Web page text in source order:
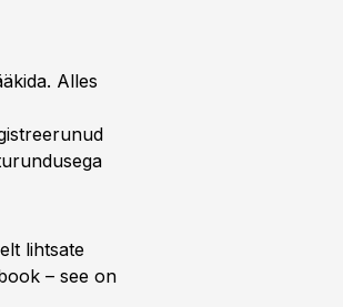
Alles
lihtsate
– see on